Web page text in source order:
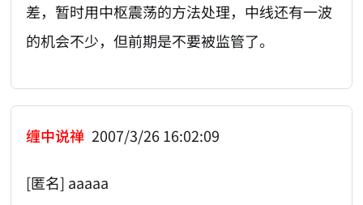
差，暂时用中枢震荡的方法处理，中线还有一波
的机会不少，但前期是不要被监管了。
缠中说禅 2007/3/26 16:02:09
[匿名] aaaaa